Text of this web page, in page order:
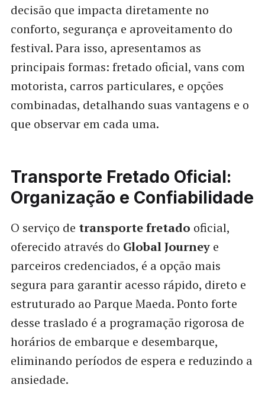
decisão que impacta diretamente no
conforto, segurança e aproveitamento do
festival. Para isso, apresentamos as
principais formas: fretado oficial, vans com
motorista, carros particulares, e opções
combinadas, detalhando suas vantagens e o
que observar em cada uma.
Transporte Fretado Oficial:
Organização e Confiabilidade
O serviço de transporte fretado oficial,
oferecido através do Global Journeye
parceiros credenciados, é a opção mais
segura para garantir acesso rápido, direto e
estruturado ao Parque Maeda. Ponto forte
desse traslado é a programação rigorosa de
horários de embarque e desembarque,
eliminando períodos de espera e reduzindo a
ansiedade.